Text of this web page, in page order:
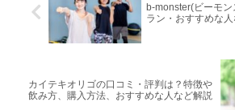
b-monster(ビーモ
ラン・おすすめな
カイテキオリゴの口コミ・評判は？特徴や
飲み方、購入方法、おすすめな人など解説